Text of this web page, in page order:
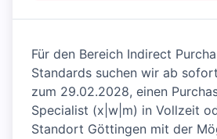
Für den Bereich Indirect
Standards suchen wir ab
zum 29.02.2028, einen
Specialist (x|w|m) in Vollzeit
Standort Göttingen mit der